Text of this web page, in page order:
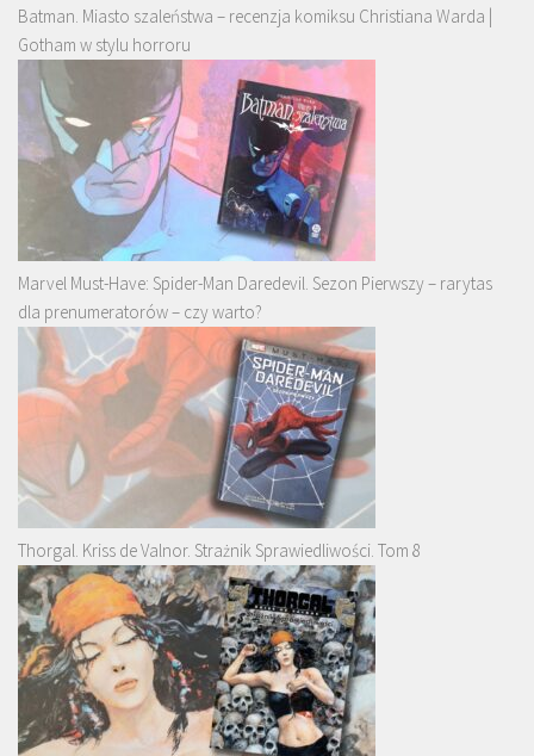
Batman. Miasto szaleństwa – recenzja komiksu Christiana Warda |
Gotham w stylu horroru
Marvel Must-Have: Spider-Man Daredevil. Sezon Pierwszy – rarytas
dla prenumeratorów – czy warto?
Thorgal. Kriss de Valnor. Strażnik Sprawiedliwości. Tom 8